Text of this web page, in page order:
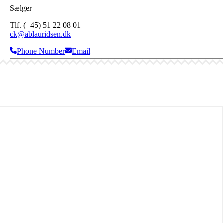
Sælger
Tlf. (+45) 51 22 08 01
ck@ablauridsen.dk
Phone Number
Email